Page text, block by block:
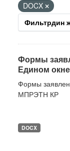
DOCX
Фильтрдин
Формы
Едином
Формы
МПРЭТН КР
DOCX